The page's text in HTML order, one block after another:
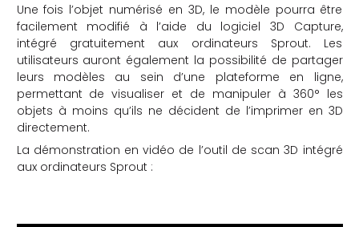
Une fois l’objet numérisé en 3D, le modèle pourra être
facilement modifié à l’aide du logiciel 3D Capture,
intégré gratuitement aux ordinateurs Sprout. Les
utilisateurs auront également la possibilité de partager
leurs modèles au sein d’une plateforme en ligne,
permettant de visualiser et de manipuler à 360° les
objets à moins qu’ils ne décident de l’imprimer en 3D
directement.
La démonstration en vidéo de l’outil de scan 3D intégré
aux ordinateurs Sprout :